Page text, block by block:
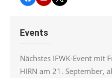
Events
Nächstes IFWK-Event mit
HIRN am 21. September,